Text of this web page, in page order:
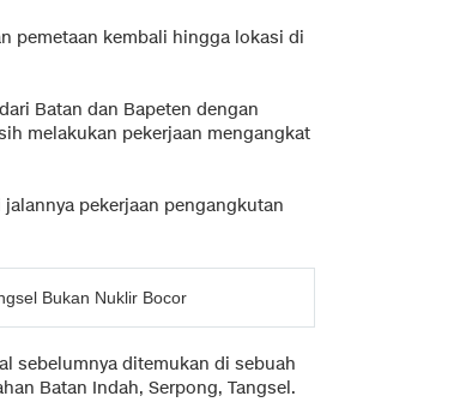
pemetaan kembali hingga lokasi di
Batan dan Bapeten dengan
melakukan pekerjaan mengangkat
pekerjaan pengangkutan
Bukan Nuklir Bocor
sebelumnya ditemukan di sebuah
Batan Indah, Serpong, Tangsel.